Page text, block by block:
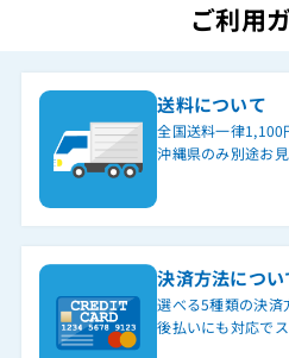
ご利用
送料について
全国送料一律1,100
沖縄県のみ別途お見
決済方法につい
選べる5種類の決済
後払いにも対応で